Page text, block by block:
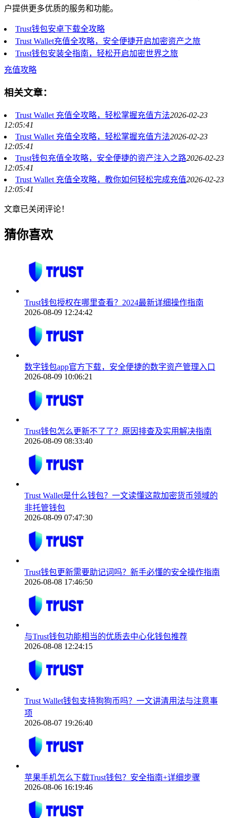
户提供更多优质的服务和功能。
Trust钱包安卓下载全攻略
Trust Wallet充值全攻略，安全便捷开启加密资产之旅
Trust钱包安装全指南，轻松开启加密世界之旅
充值攻略
相关文章：
Trust Wallet 充值全攻略，轻松掌握充值方法2026-02-23
12:05:41
Trust Wallet 充值全攻略，轻松掌握充值方法2026-02-23
12:05:41
Trust钱包充值全攻略，安全便捷的资产注入之路2026-02-23
12:05:41
Trust Wallet 充值全攻略，教你如何轻松完成充值2026-02-23
12:05:41
文章已关闭评论！
猜你喜欢
Trust钱包授权在哪里查看？2024最新详细操作指南
2026-08-09 12:24:42
数字钱包app官方下载，安全便捷的数字资产管理入口
2026-08-09 10:06:21
Trust钱包怎么更新不了了？原因排查及实用解决指南
2026-08-09 08:33:40
Trust Wallet是什么钱包？一文读懂这款加密货币领域的
非托管钱包
2026-08-09 07:47:30
Trust钱包更新需要助记词吗？新手必懂的安全操作指南
2026-08-08 17:46:50
与Trust钱包功能相当的优质去中心化钱包推荐
2026-08-08 12:24:15
Trust Wallet钱包支持狗狗币吗？一文讲清用法与注意事
项
2026-08-07 19:26:40
苹果手机怎么下载Trust钱包？安全指南+详细步骤
2026-08-06 16:19:46